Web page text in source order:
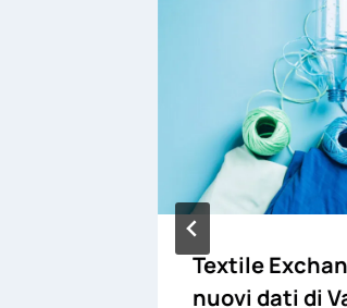
Textile
nuovi dati di